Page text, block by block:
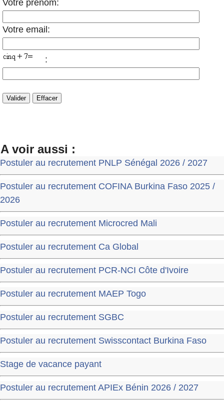
Votre prénom:
Votre email:
:
A voir aussi :
Postuler au recrutement PNLP Sénégal 2026 / 2027
Postuler au recrutement COFINA Burkina Faso 2025 /
2026
Postuler au recrutement Microcred Mali
Postuler au recrutement Ca Global
Postuler au recrutement PCR-NCI Côte d'Ivoire
Postuler au recrutement MAEP Togo
Postuler au recrutement SGBC
Postuler au recrutement Swisscontact Burkina Faso
Stage de vacance payant
Postuler au recrutement APIEx Bénin 2026 / 2027